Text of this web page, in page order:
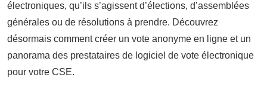
électroniques, qu’ils s’agissent d’élections, d’assemblées
générales ou de résolutions à prendre. Découvrez
désormais comment créer un vote anonyme en ligne et un
panorama des prestataires de logiciel de vote électronique
pour votre CSE.